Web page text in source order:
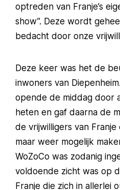
optreden van Franje’s
show”. Deze wordt
bedacht door onze
Deze keer was het de
inwoners van
opende de middag door
heten en gaf daarna de
de vrijwilligers van Franje
maar weer mogelijk
WoZoCo was zodanig
voldoende zicht was op
Franje die zich in allerlei